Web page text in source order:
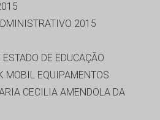
2015
DE EDUCAÇÃO
MOBIL EQUIPAMENTOS
CECILIA AMENDOLA DA